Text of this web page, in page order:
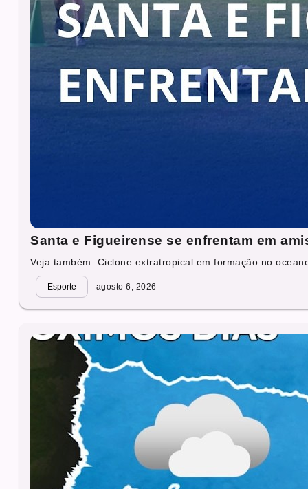
Santa e Figueirense se enfrentam em
Veja também: Ciclone extratropical em formação no
Esporte agosto 6, 2026